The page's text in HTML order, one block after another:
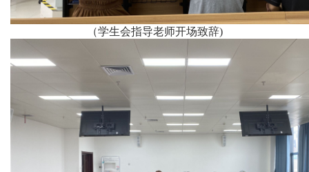
（学生会指导老师开场致辞)